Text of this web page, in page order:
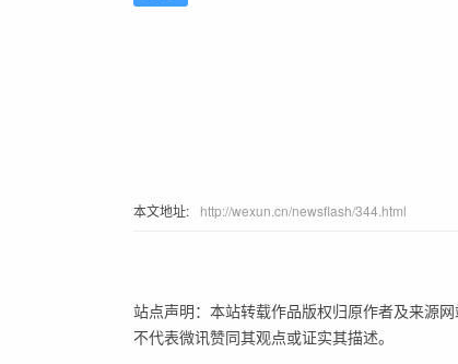
本文地址: http://wexun.cn/newsflash/344.html
站点声明：本站转载作品版权归原作者及来源
不代表微讯赞同其观点或证实其描述。